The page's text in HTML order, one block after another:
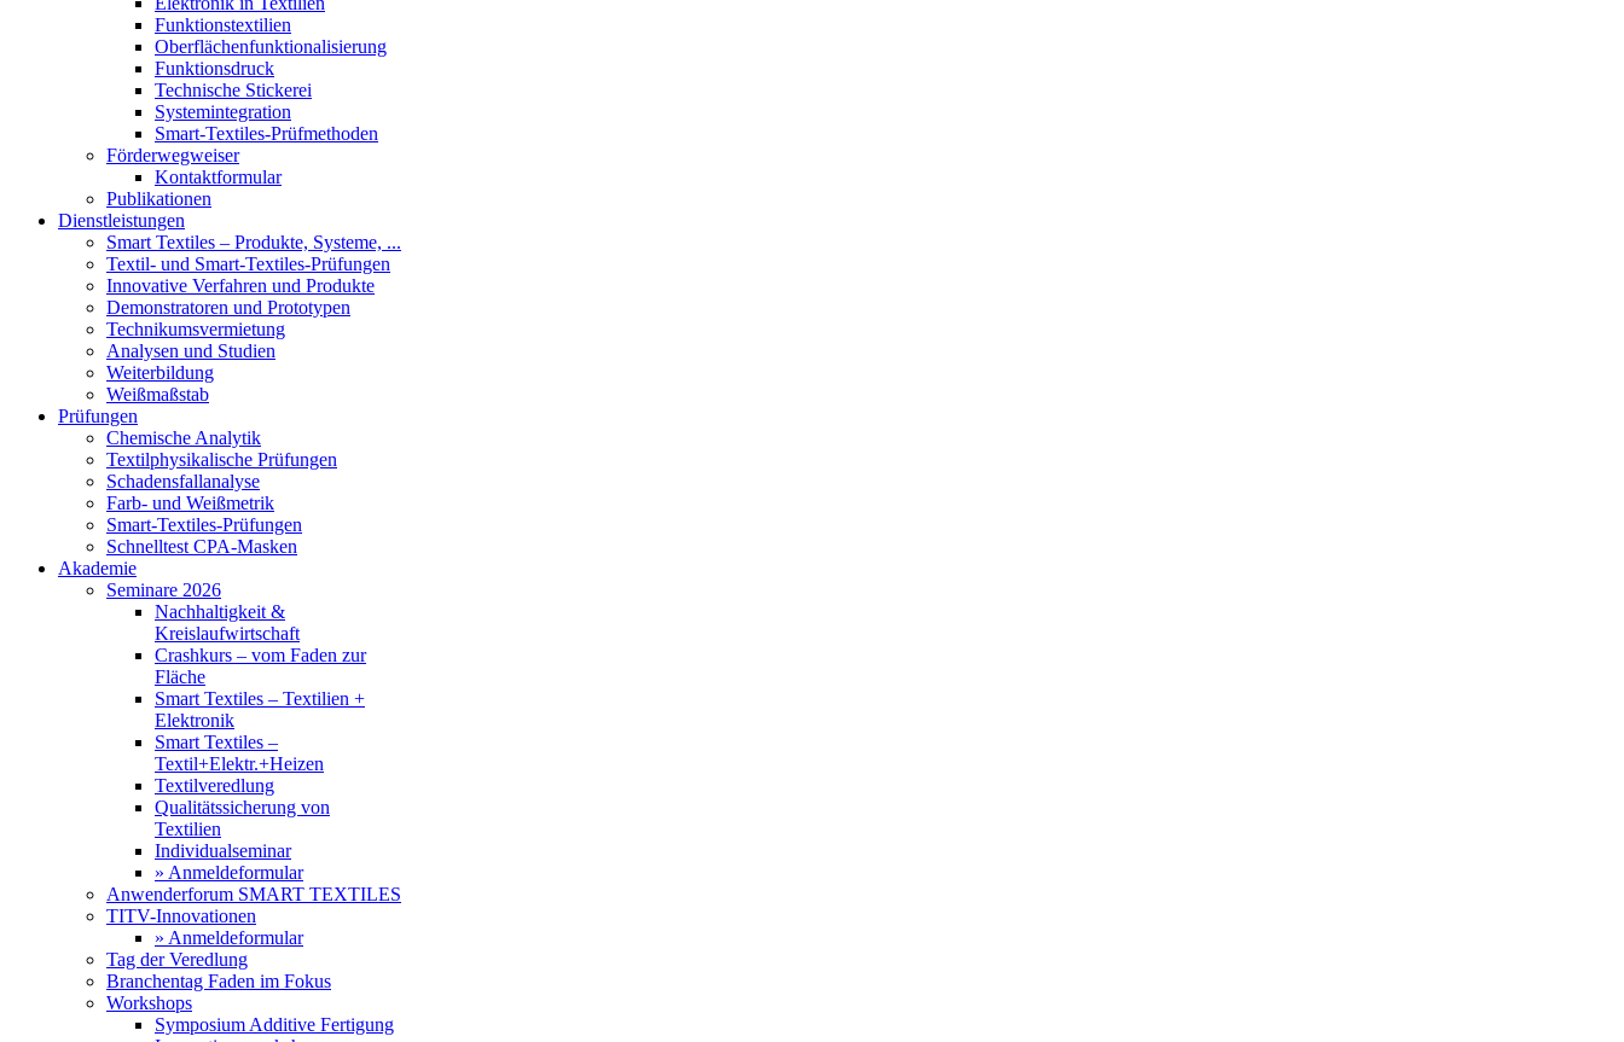
Funktionstextilien
Oberflächenfunktionalisierung
Funktionsdruck
Technische Stickerei
Systemintegration
Smart-Textiles-Prüfmethoden
Förderwegweiser
Kontaktformular
Publikationen
Dienstleistungen
Smart Textiles – Produkte, Systeme, ...
Textil- und Smart-Textiles-Prüfungen
Innovative Verfahren und Produkte
Demonstratoren und Prototypen
Technikumsvermietung
Analysen und Studien
Weiterbildung
Weißmaßstab
Prüfungen
Chemische Analytik
Textilphysikalische Prüfungen
Schadensfallanalyse
Farb- und Weißmetrik
Smart-Textiles-Prüfungen
Schnelltest CPA-Masken
Akademie
Seminare 2026
Nachhaltigkeit &
Kreislaufwirtschaft
Crashkurs – vom Faden zur
Fläche
Smart Textiles – Textilien +
Elektronik
Smart Textiles –
Textil+Elektr.+Heizen
Textilveredlung
Qualitätssicherung von
Textilien
Individualseminar
» Anmeldeformular
Anwenderforum SMART TEXTILES
TITV-Innovationen
» Anmeldeformular
Tag der Veredlung
Branchentag Faden im Fokus
Workshops
Symposium Additive Fertigung